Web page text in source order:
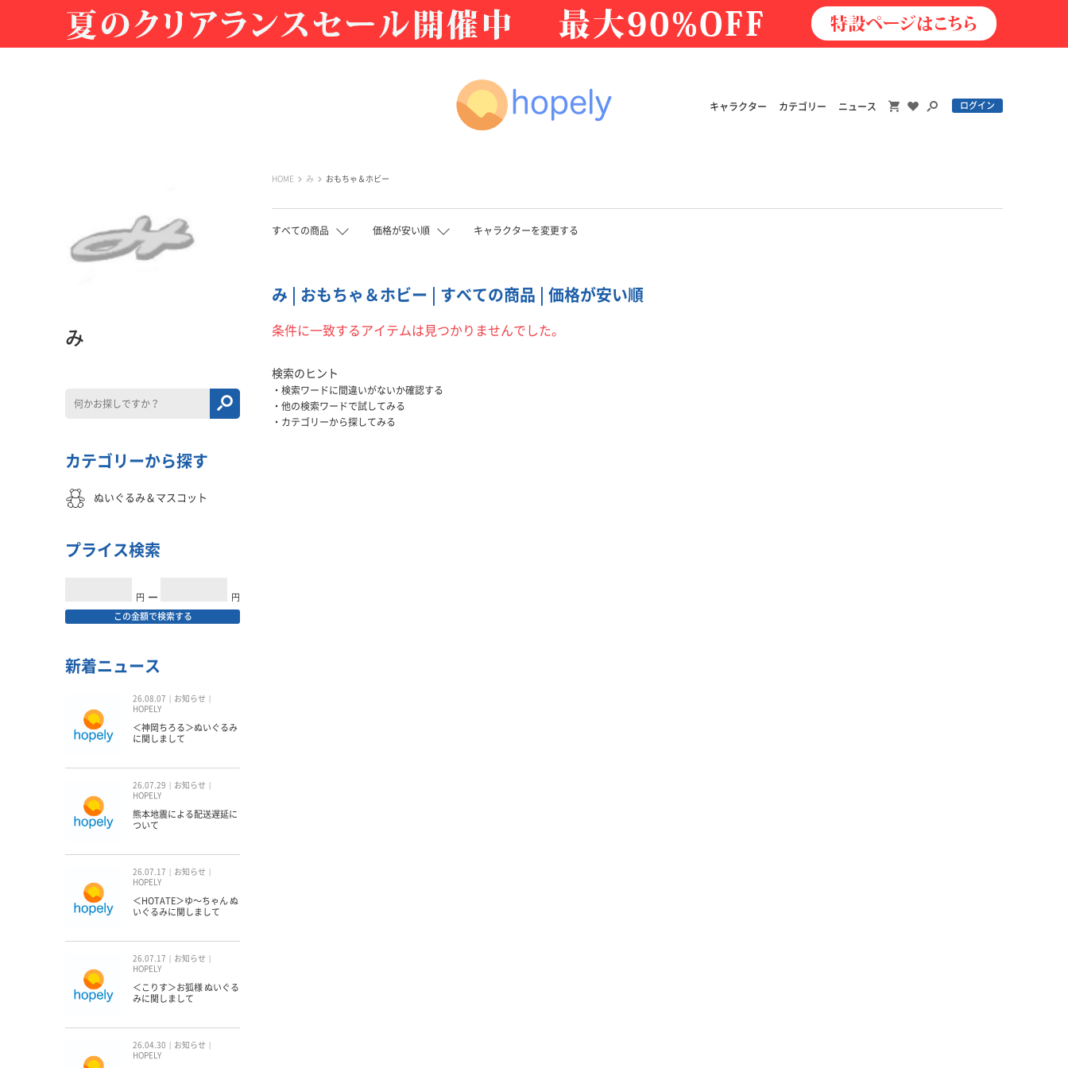
キャラクター カテゴリー ニュース ログイン
HOME み おもちゃ＆ホビー
すべての商品 価格が安い順 キャラクターを変更する
み | おもちゃ＆ホビー | すべての商品 | 価格が安い順
条件に一致するアイテムは見つかりませんでした。
検索のヒント
検索ワードに間違いがないか確認する
他の検索ワードで試してみる
カテゴリーから探してみる
み
カテゴリーから探す
ぬいぐるみ＆マスコット
プライス検索
円 ━ 円
この金額で検索する
新着ニュース
26.08.07
お知らせ
HOPELY
＜神岡ちろる＞ぬいぐるみ
に関しまして
26.07.29
お知らせ
HOPELY
熊本地震による配送遅延に
ついて
26.07.17
お知らせ
HOPELY
＜HOTATE＞ゆ〜ちゃん ぬ
いぐるみに関しまして
26.07.17
お知らせ
HOPELY
＜こりす＞お狐様 ぬいぐる
みに関しまして
26.04.30
お知らせ
HOPELY